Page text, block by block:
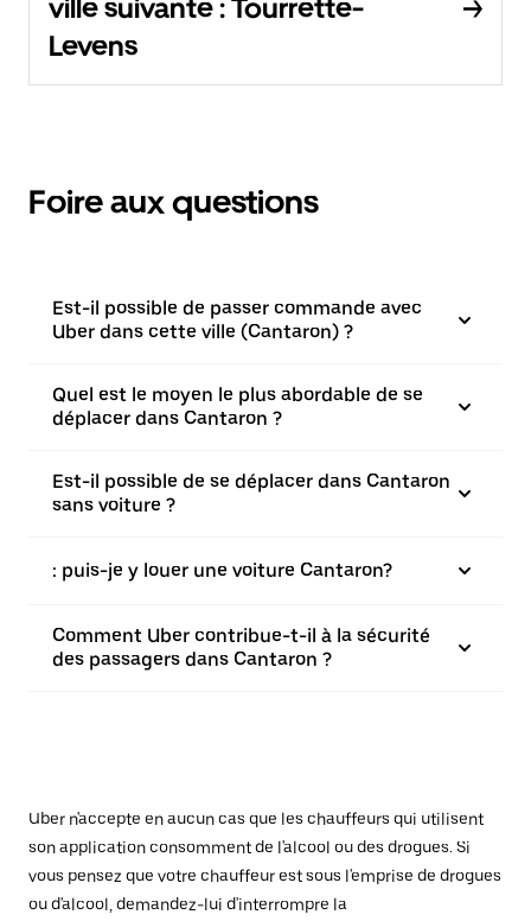
ville suivante : Tourrette-
Levens
Foire aux questions
Est-il possible de passer commande avec
Uber dans cette ville (Cantaron) ?
Quel est le moyen le plus abordable de se
déplacer dans Cantaron ?
Est-il possible de se déplacer dans Cantaron
sans voiture ?
: puis-je y louer une voiture Cantaron?
Comment Uber contribue-t-il à la sécurité
des passagers dans Cantaron ?
Uber n'accepte en aucun cas que les chauffeurs qui utilisent
son application consomment de l'alcool ou des drogues. Si
vous pensez que votre chauffeur est sous l'emprise de drogues
ou d'alcool, demandez-lui d'interrompre la